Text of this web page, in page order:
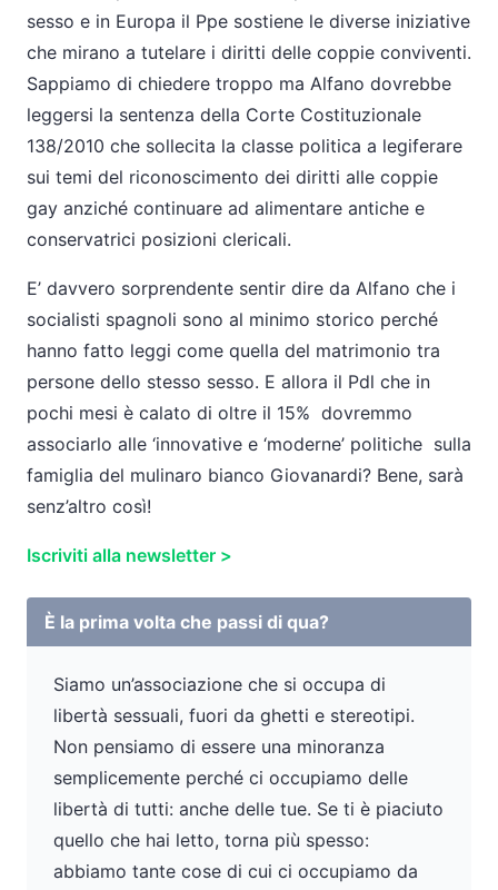
sesso e in Europa il Ppe sostiene le diverse iniziative
che mirano a tutelare i diritti delle coppie conviventi.
Sappiamo di chiedere troppo ma Alfano dovrebbe
leggersi la sentenza della Corte Costituzionale
138/2010 che sollecita la classe politica a legiferare
sui temi del riconoscimento dei diritti alle coppie
gay anziché continuare ad alimentare antiche e
conservatrici posizioni clericali.
E’ davvero sorprendente sentir dire da Alfano che i
socialisti spagnoli sono al minimo storico perché
hanno fatto leggi come quella del matrimonio tra
persone dello stesso sesso. E allora il Pdl che in
pochi mesi è calato di oltre il 15% dovremmo
associarlo alle ‘innovative e ‘moderne’ politiche sulla
famiglia del mulinaro bianco Giovanardi? Bene, sarà
senz’altro così!
Iscriviti alla newsletter >
È la prima volta che passi di qua?
Siamo un’associazione che si occupa di
libertà sessuali, fuori da ghetti e stereotipi.
Non pensiamo di essere una minoranza
semplicemente perché ci occupiamo delle
libertà di tutti: anche delle tue. Se ti è piaciuto
quello che hai letto, torna più spesso:
abbiamo tante cose di cui ci occupiamo da